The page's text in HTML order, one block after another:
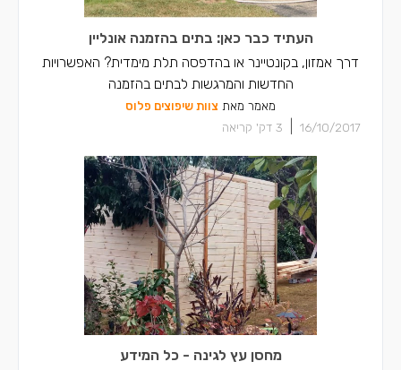
העתיד כבר כאן: בתים בהזמנה אונליין
דרך אמזון, בקונטיינר או בהדפסה תלת מימדית? האפשרויות
החדשות והמרגשות לבתים בהזמנה
מאמר מאת צוות שיפוצים פלוס
16/10/2017
3 דק' קריאה
מחסן עץ לגינה - כל המידע